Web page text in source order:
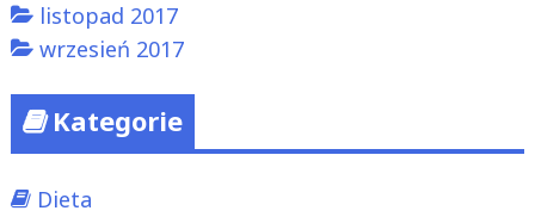
listopad 2017
wrzesień 2017
Kategorie
Dieta